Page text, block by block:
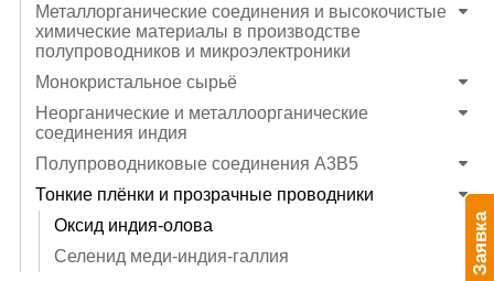
Металлорганические соединения и высокочистые
химические материалы в производстве
полупроводников и микроэлектроники
Монокристальное сырьё
Неорганические и металлоорганические
соединения индия
Полупроводниковые соединения A3B5
Тонкие плёнки и прозрачные проводники
Оксид индия-олова
Селенид меди-индия-галлия
Заявка